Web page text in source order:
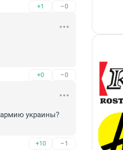
+1 –0
+0 –0
армию украины?
+10 –1